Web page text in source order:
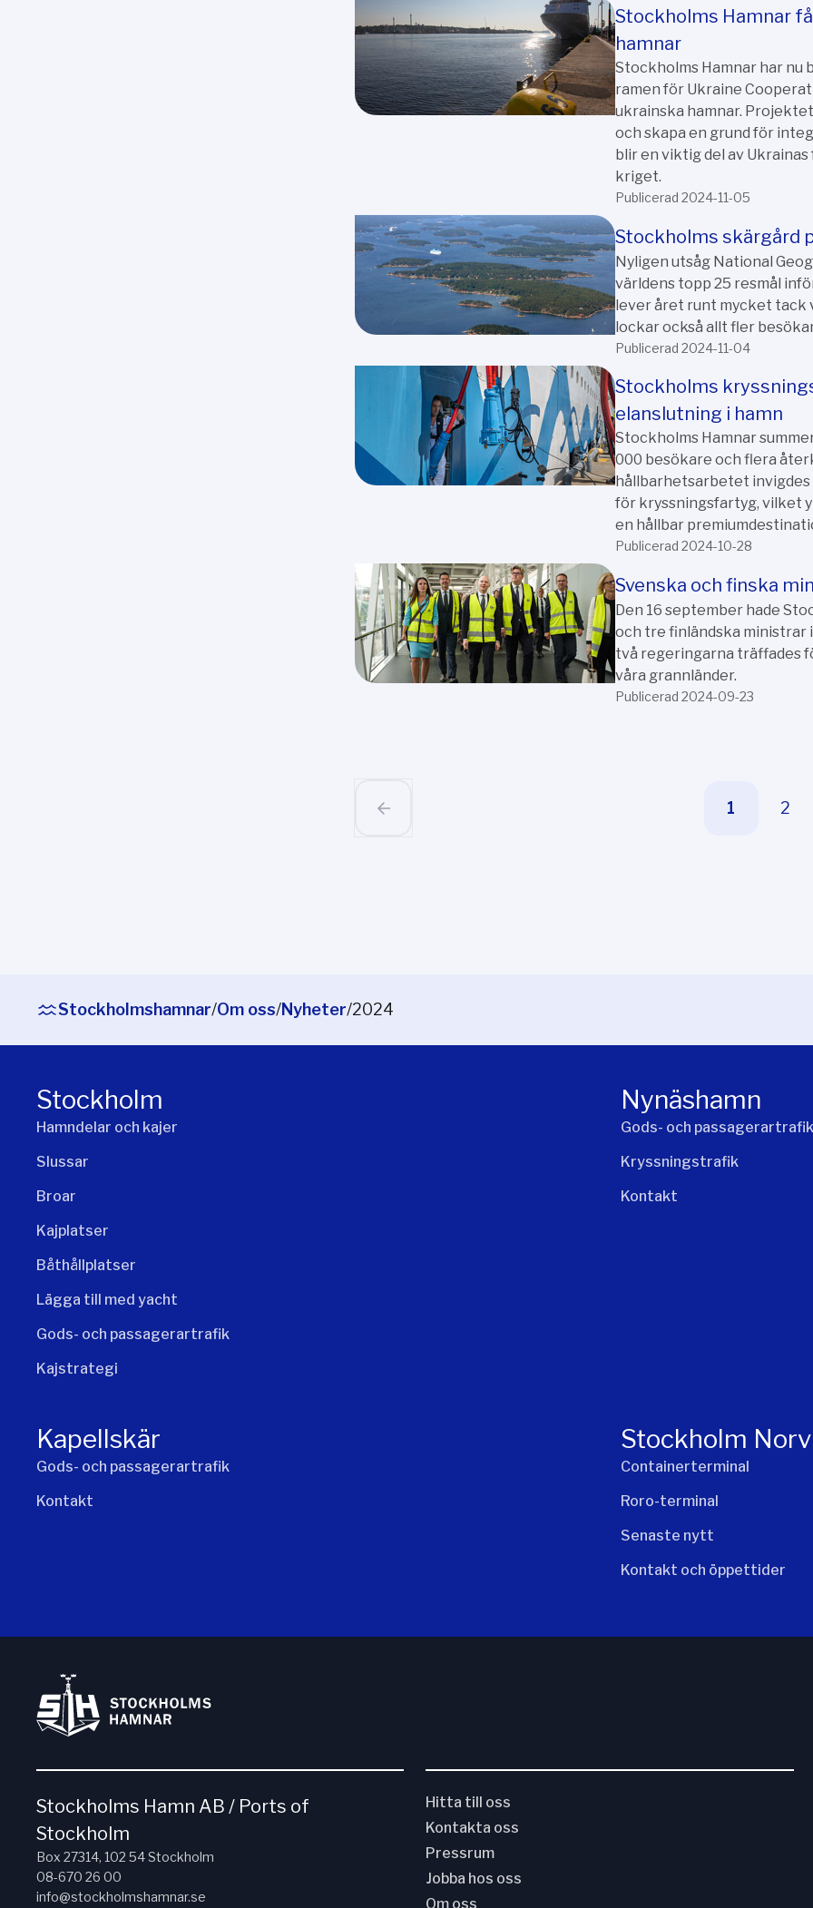
Stockholms Hamnar
hamnar
Stockholms Hamnar har
ramen för Ukraine
ukrainska hamnar.
och skapa en grund för
blir en viktig del av
kriget.
Publicerad 2024-11-05
Stockholms skärgård
Nyligen utsåg National
världens topp 25 resmål
lever året runt mycket tack
lockar också allt fler
Publicerad 2024-11-04
Stockholms
elanslutning i hamn
Stockholms Hamnar
000 besökare och flera
hållbarhetsarbetet
för kryssningsfartyg, vilket
en hållbar
Publicerad 2024-10-28
Svenska och finska
Den 16 september hade
och tre finländska ministrar
två regeringarna träffades
våra grannländer.
Publicerad 2024-09-23
1 2
Stockholmshamnar/Om oss/Nyheter/2024
Stockholm
Hamndelar och kajer
Slussar
Broar
Kajplatser
Båthållplatser
Lägga till med yacht
Gods- och passagerartrafik
Kajstrategi
Nynäshamn
Gods- och passagerartrafik
Kryssningstrafik
Kontakt
Kapellskär
Gods- och passagerartrafik
Kontakt
Stockholm
Containerterminal
Roro-terminal
Senaste nytt
Kontakt och öppettider
Stockholms Hamn AB / Ports of
Stockholm
Box 27314, 102 54 Stockholm
08-670 26 00
info@stockholmshamnar.se
Hitta till oss
Kontakta oss
Pressrum
Jobba hos oss
Om oss